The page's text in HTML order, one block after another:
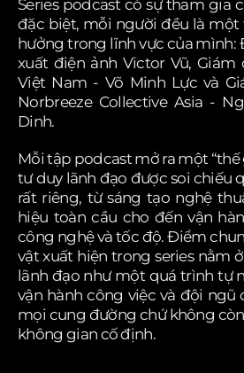
Series podcast có sự tham gia
đặc biệt, mỗi người đều là một
hưởng trong lĩnh vực của mình:
xuất điện ảnh Victor Vũ, Giám
Việt Nam - Võ Minh Lực và
Norbreeze Collective Asia -
Dinh.
Mỗi tập podcast mở ra một “thế
tư duy lãnh đạo được soi chiếu
rất riêng, từ sáng tạo nghệ
hiệu toàn cầu cho đến vận
công nghệ và tốc độ. Điểm
vật xuất hiện trong series nằm
lãnh đạo như một quá trình tự
vận hành công việc và đội ngũ
mọi cung đường chứ không
không gian cố định.